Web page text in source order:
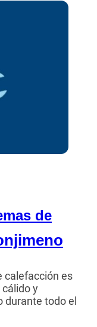
de
calefacción es
y
durante todo el